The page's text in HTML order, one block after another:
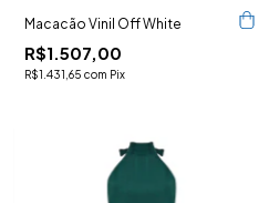
Macacão Vinil Off White
R$1.507,00
R$1.431,65 com Pix